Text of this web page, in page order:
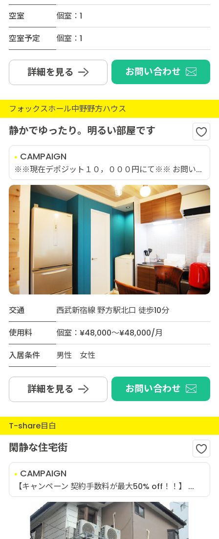
空室
個室：1
空室予定
個室：1
詳細を見る お問い合わせ
フォックスホール中野野方ハウス
静かでゆったり。明るい部屋です
CAMPAIGN
※※現在デポジット１０，０００円にて※※ お問い...
交通
西武新宿線 野方駅北口 徒歩10分
使用料
個室：¥48,000～¥48,000/月
入居条件
男性 女性
詳細を見る お問い合わせ
T-share目白
閑静な住宅街
CAMPAIGN
【キャンペーン 契約手数料が最大50% off！！】 ...